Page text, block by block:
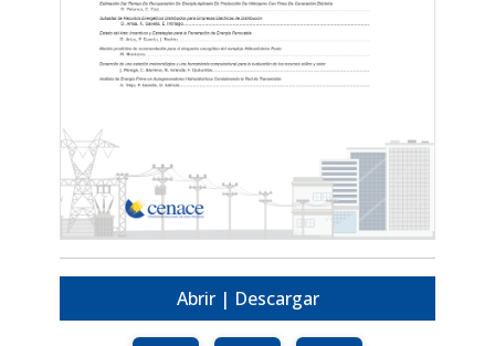
Abrir | Descargar